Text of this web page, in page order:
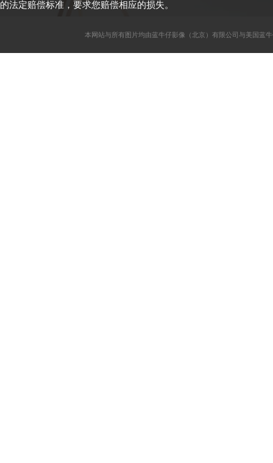
的法定赔偿标准，要求您赔偿相应的损失。
本网站与所有图片均由蓝牛仔影像（北京）有限公司与美国蓝